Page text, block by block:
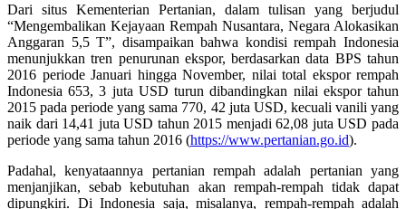
Dari situs Kementerian Pertanian, dalam tulisan yang berjudul
“Mengembalikan Kejayaan Rempah Nusantara, Negara Alokasikan
Anggaran 5,5 T”, disampaikan bahwa kondisi rempah Indonesia
menunjukkan tren penurunan ekspor, berdasarkan data BPS tahun
2016 periode Januari hingga November, nilai total ekspor rempah
Indonesia 653, 3 juta USD turun dibandingkan nilai ekspor tahun
2015 pada periode yang sama 770, 42 juta USD, kecuali vanili yang
naik dari 14,41 juta USD tahun 2015 menjadi 62,08 juta USD pada
periode yang sama tahun 2016 (https://www.pertanian.go.id).
Padahal, kenyataannya pertanian rempah adalah pertanian yang
menjanjikan, sebab kebutuhan akan rempah-rempah tidak dapat
dipungkiri. Di Indonesia saja, misalanya, rempah-rempah adalah